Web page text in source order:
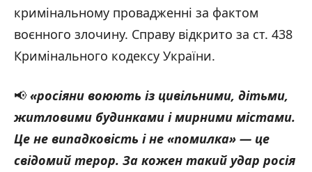
кримінальному провадженні за фактом
воєнного злочину. Справу відкрито за ст. 438
Кримінального кодексу України.
📢 «росіяни воюють із цивільними, дітьми,
житловими будинками і мирними містами.
Це не випадковість і не «помилка» — це
свідомий терор. За кожен такий удар росія